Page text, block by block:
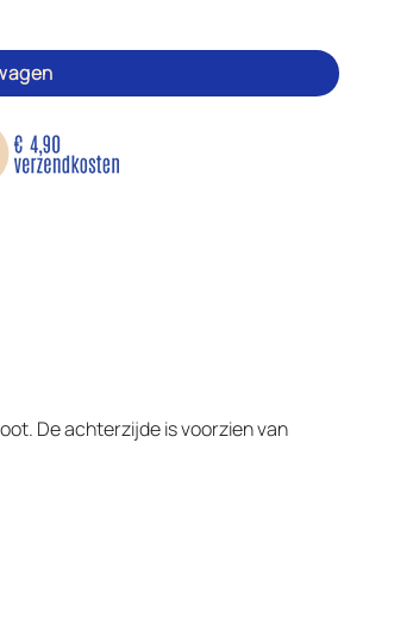
De achterzijde is voorzien van